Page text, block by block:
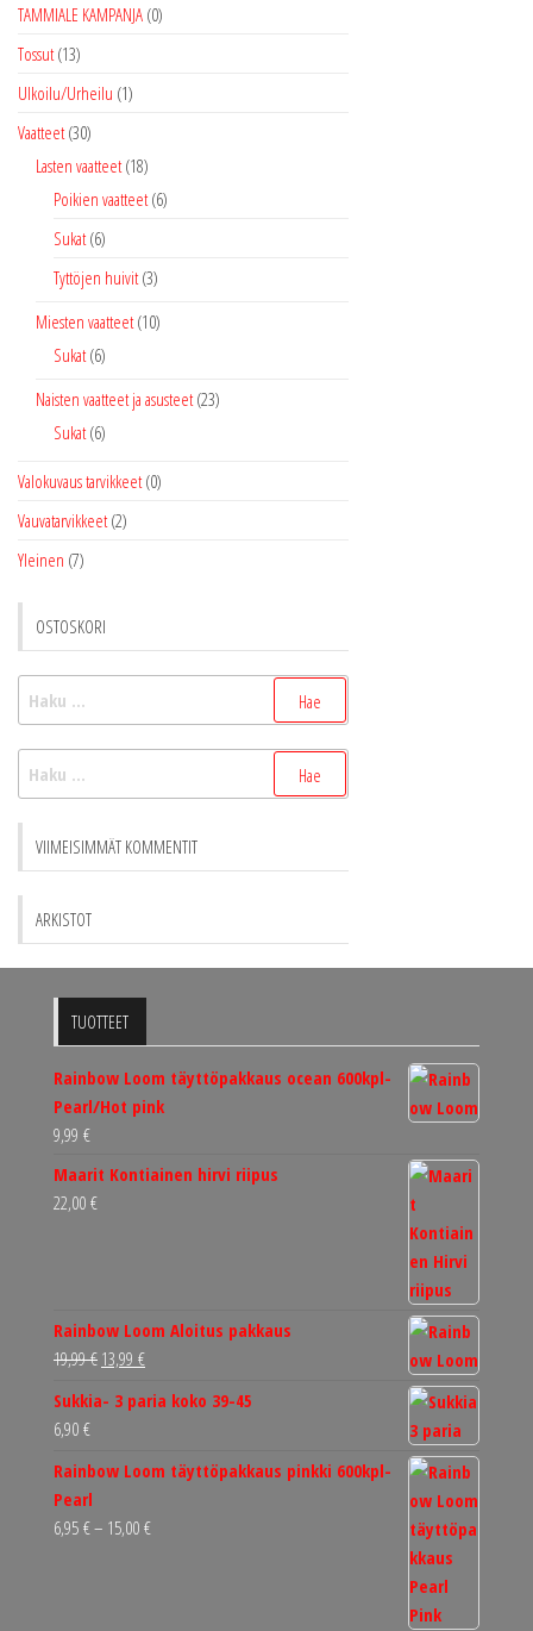
TAMMIALE KAMPANJA (0)
Tossut (13)
Ulkoilu/Urheilu (1)
Vaatteet (30)
Lasten vaatteet (18)
Poikien vaatteet (6)
Sukat (6)
Tyttöjen huivit (3)
Miesten vaatteet (10)
Sukat (6)
Naisten vaatteet ja asusteet (23)
Sukat (6)
Valokuvaus tarvikkeet (0)
Vauvatarvikkeet (2)
Yleinen (7)
OSTOSKORI
VIIMEISIMMÄT KOMMENTIT
ARKISTOT
TUOTTEET
Rainbow Loom täyttöpakkaus ocean 600kpl-
Pearl/Hot pink
9,99 €
Maarit Kontiainen hirvi riipus
22,00 €
Rainbow Loom Aloitus pakkaus
19,99€ Alkuperäinen
oli:
13,99 €Nykyinen
on:
Sukkia- 3 paria koko 39-45
6,90 €
Rainbow Loom täyttöpakkaus pinkki 600kpl-
Pearl
6,95 €– 15,00 €Hintaluokka: